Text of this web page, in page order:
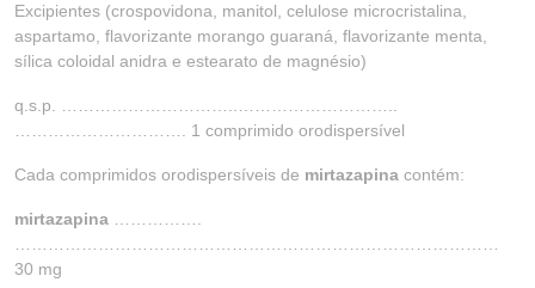
Excipientes (crospovidona, manitol, celulose microcristalina,
aspartamo, flavorizante morango guaraná, flavorizante menta,
sílica coloidal anidra e estearato de magnésio)
q.s.p. …………………………..………………………..
…………………………. 1 comprimido orodispersível
Cada comprimidos orodispersíveis de mirtazapina contém:
mirtazapina
30 mg